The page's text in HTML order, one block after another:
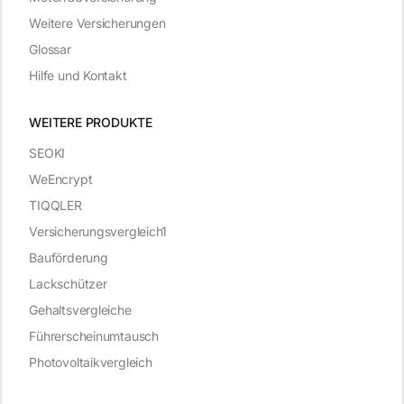
WEITERE PRODUKTE
Weitere Versicherungen
Glossar
Hilfe und Kontakt
SEOKI
WeEncrypt
TIQQLER
Versicherungsvergleich1
Bauförderung
Lackschützer
Gehaltsvergleiche
Führerscheinumtausch
Photovoltaikvergleich